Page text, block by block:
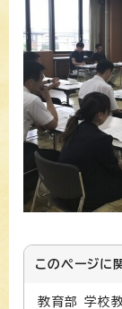
このページに
教育部 学校